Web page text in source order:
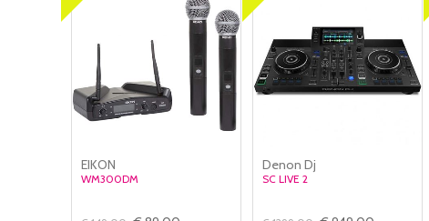
EIKON
WM300DM
Denon Dj
SC LIVE 2